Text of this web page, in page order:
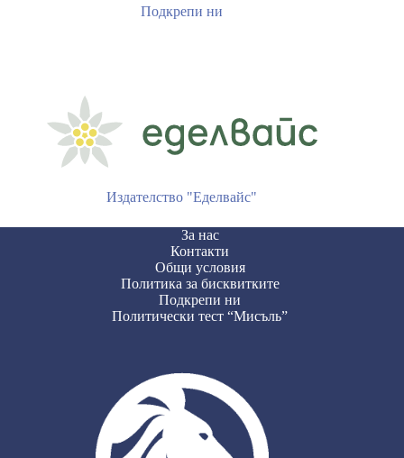
Подкрепи ни
Издателство "Еделвайс"
За нас
Контакти
Общи условия
Политика за бисквитките
Подкрепи ни
Политически тест “Мисъль”